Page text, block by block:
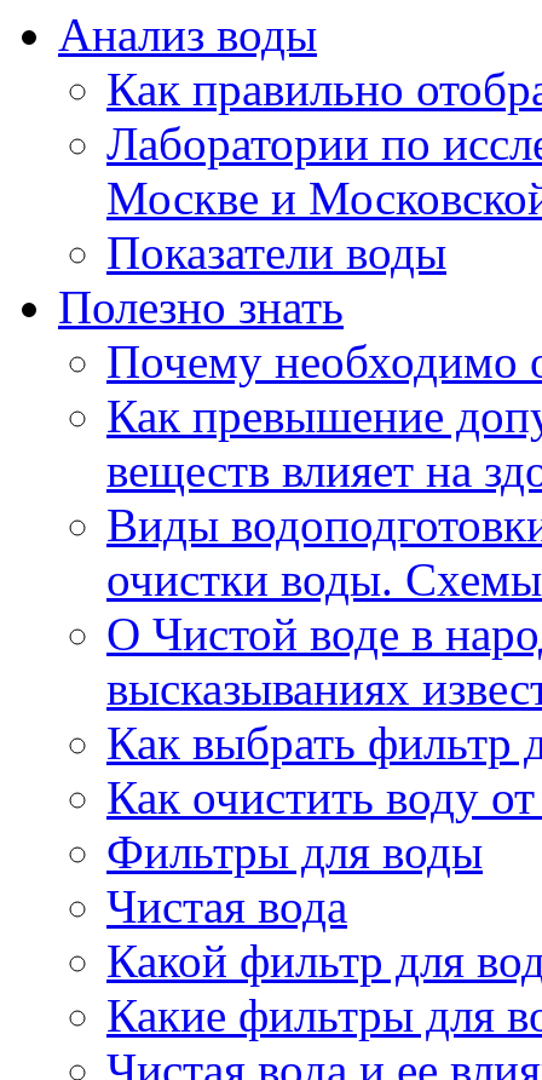
Анализ воды
Как правильно
Лаборатории по
Москве и
Показатели воды
Полезно знать
Почему необходимо
Как превышение
веществ влияет на
Виды
очистки воды.
О Чистой воде в
высказываниях
Как выбрать фильтр
Как очистить воду
Фильтры для воды
Чистая вода
Какой фильтр для
Какие фильтры для